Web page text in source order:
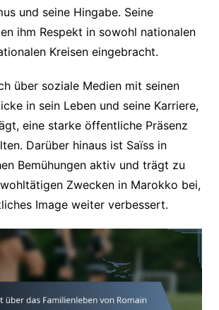
und seine Hingabe. Seine
ihm Respekt in sowohl nationalen
Kreisen eingebracht.
über soziale Medien mit seinen
in sein Leben und seine Karriere,
eine starke öffentliche Präsenz
Darüber hinaus ist Saïss in
Bemühungen aktiv und trägt zu
Zwecken in Marokko bei,
Image weiter verbessert.